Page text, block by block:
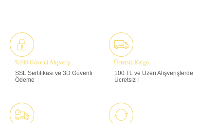
%100 Güvenli Alışveriş
SSL Sertifikası ve 3D Güvenli
Ödeme
Ücretsiz Kargo
100 TL ve Üzeri Alışverişlerde
Ücretsiz !